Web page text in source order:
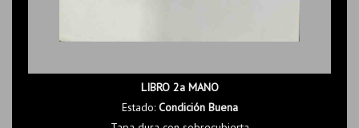
LIBRO 2a MANO
Estado: Condición Buena